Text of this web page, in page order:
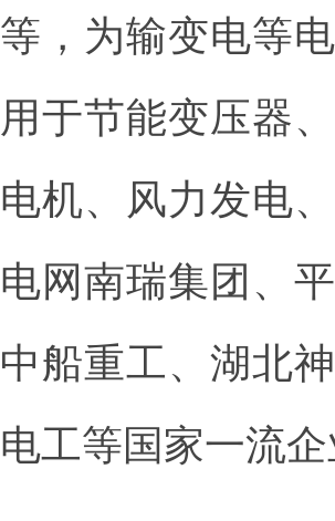
等，为输变电等
用于节能变压器
电机、风力发电
电网南瑞集团、
中船重工、湖北
电工等国家一流